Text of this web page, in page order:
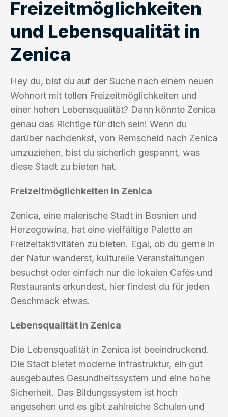
Freizeitmöglichkeiten
und Lebensqualität in
Zenica
Hey du, bist du auf der Suche nach einem neuen
Wohnort mit tollen Freizeitmöglichkeiten und
einer hohen Lebensqualität? Dann könnte Zenica
genau das Richtige für dich sein! Wenn du
darüber nachdenkst, von Remscheid nach Zenica
umzuziehen, bist du sicherlich gespannt, was
diese Stadt zu bieten hat.
Freizeitmöglichkeiten in Zenica
Zenica, eine malerische Stadt in Bosnien und
Herzegowina, hat eine vielfältige Palette an
Freizeitaktivitäten zu bieten. Egal, ob du gerne in
der Natur wanderst, kulturelle Veranstaltungen
besuchst oder einfach nur die lokalen Cafés und
Restaurants erkundest, hier findest du für jeden
Geschmack etwas.
Lebensqualität in Zenica
Die Lebensqualität in Zenica ist beeindruckend.
Die Stadt bietet moderne Infrastruktur, ein gut
ausgebautes Gesundheitssystem und eine hohe
Sicherheit. Das Bildungssystem ist hoch
angesehen und es gibt zahlreiche Schulen und